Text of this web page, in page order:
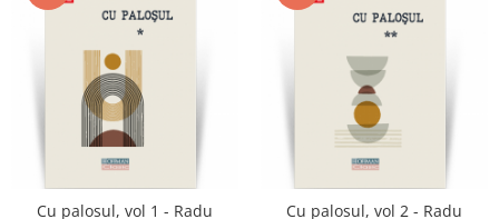
Cu palosul, vol 1 - Radu
Cu palosul, vol 2 - Radu